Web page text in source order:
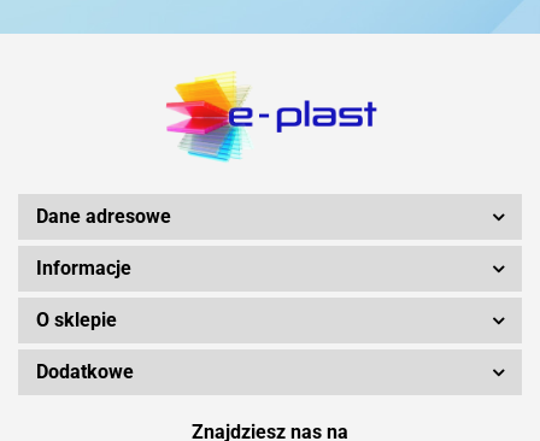
Dane adresowe
Informacje
O sklepie
Dodatkowe
Znajdziesz nas na